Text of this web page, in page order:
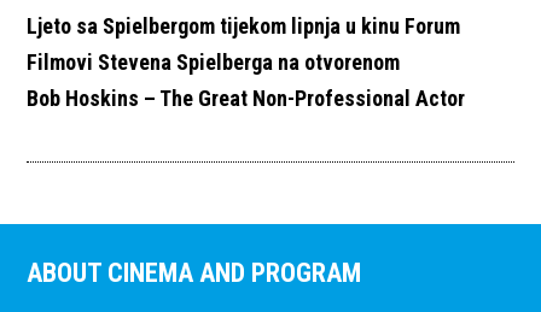
Ljeto sa Spielbergom tijekom lipnja u kinu Forum
Filmovi Stevena Spielberga na otvorenom
Bob Hoskins – The Great Non-Professional Actor
ABOUT CINEMA AND PROGRAM